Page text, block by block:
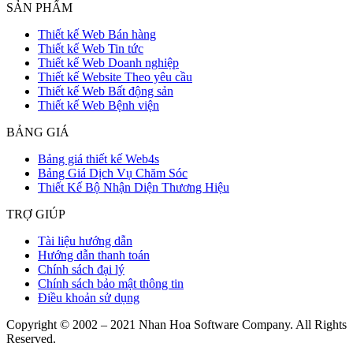
SẢN PHẨM
Thiết kế Web Bán hàng
Thiết kế Web Tin tức
Thiết kế Web Doanh nghiệp
Thiết kế Website Theo yêu cầu
Thiết kế Web Bất động sản
Thiết kế Web Bệnh viện
BẢNG GIÁ
Bảng giá thiết kế Web4s
Bảng Giá Dịch Vụ Chăm Sóc
Thiết Kế Bộ Nhận Diện Thương Hiệu
TRỢ GIÚP
Tài liệu hướng dẫn
Hướng dẫn thanh toán
Chính sách đại lý
Chính sách bảo mật thông tin
Điều khoản sử dụng
Copyright © 2002 – 2021 Nhan Hoa Software Company. All Rights
Reserved.